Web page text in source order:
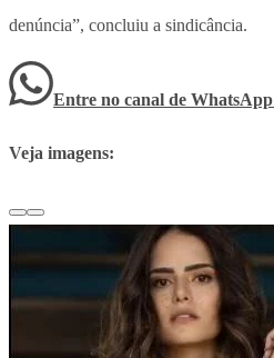
denúncia”, concluiu a sindicância.
Entre no canal de WhatsApp
Veja imagens: